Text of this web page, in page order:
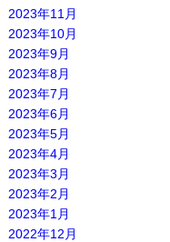
2023年11月
2023年10月
2023年9月
2023年8月
2023年7月
2023年6月
2023年5月
2023年4月
2023年3月
2023年2月
2023年1月
2022年12月